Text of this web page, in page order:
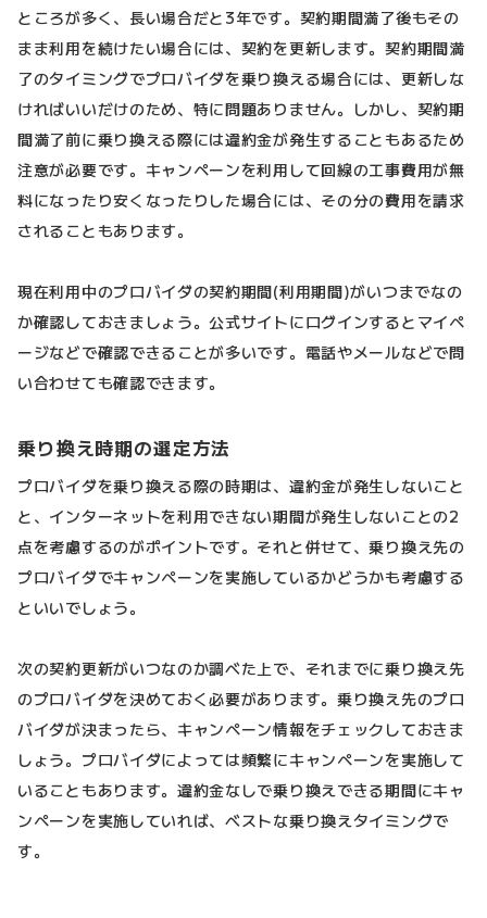
ところが多く、長い場合だと3年です。契約期間満了後もその
まま利用を続けたい場合には、契約を更新します。契約期間満
了のタイミングでプロバイダを乗り換える場合には、更新しな
ければいいだけのため、特に問題ありません。しかし、契約期
間満了前に乗り換える際には違約金が発生することもあるため
注意が必要です。キャンペーンを利用して回線の工事費用が無
料になったり安くなったりした場合には、その分の費用を請求
されることもあります。
現在利用中のプロバイダの契約期間(利用期間)がいつまでなの
か確認しておきましょう。公式サイトにログインするとマイペ
ージなどで確認できることが多いです。電話やメールなどで問
い合わせても確認できます。
乗り換え時期の選定方法
プロバイダを乗り換える際の時期は、違約金が発生しないこと
と、インターネットを利用できない期間が発生しないことの2
点を考慮するのがポイントです。それと併せて、乗り換え先の
プロバイダでキャンペーンを実施しているかどうかも考慮する
といいでしょう。
次の契約更新がいつなのか調べた上で、それまでに乗り換え先
のプロバイダを決めておく必要があります。乗り換え先のプロ
バイダが決まったら、キャンペーン情報をチェックしておきま
しょう。プロバイダによっては頻繁にキャンペーンを実施して
いることもあります。違約金なしで乗り換えできる期間にキャ
ンペーンを実施していれば、ベストな乗り換えタイミングで
す。